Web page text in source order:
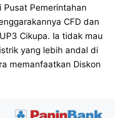
Pemerintahan
CFD dan
Cikupa. Ia tidak mau
yang lebih andal di
memanfaatkan Diskon